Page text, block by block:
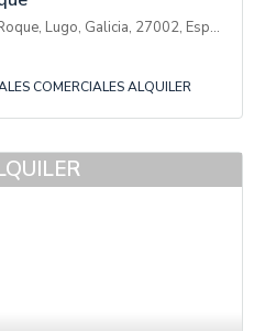
Rúa dos Paxariños, San Roque, Lugo, Galicia, 27002, España
COMERCIALES ALQUILER